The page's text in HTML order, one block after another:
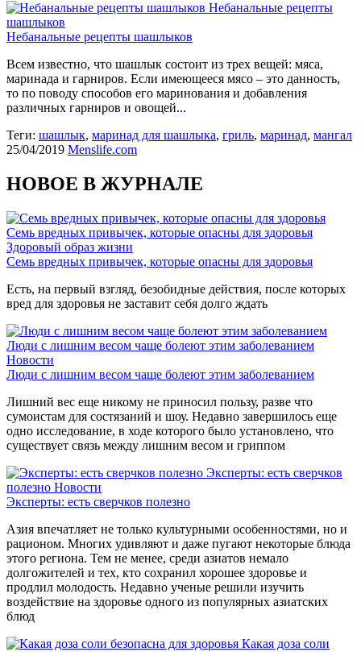
Небанальные рецепты
шашлыков
Небанальные рецепты шашлыков
Всем известно, что шашлык состоит из трех вещей: мяса,
маринада и гарниров. Если имеющееся мясо – это данность,
то по поводу способов его маринования и добавления
различных гарниров и овощей...
Теги: шашлык, маринад для шашлыка, гриль, маринад, мангал
25/04/2019 Menslife.com
НОВОЕ В ЖУРНАЛЕ
Семь вредных привычек, которые опасны для здоровья
Здоровый образ жизни
Семь вредных привычек, которые опасны для здоровья
Есть, на первый взгляд, безобидные действия, после которых
вред для здоровья не заставит себя долго ждать
Люди с лишним весом чаще болеют этим заболеванием
Новости
Люди с лишним весом чаще болеют этим заболеванием
Лишний вес еще никому не приносил пользу, разве что
сумоистам для состязаний и шоу. Недавно завершилось еще
одно исследование, в ходе которого было установлено, что
существует связь между лишним весом и гриппом
Эксперты: есть сверчков
полезно Новости
Эксперты: есть сверчков полезно
Азия впечатляет не только культурными особенностями, но и
рационом. Многих удивляют и даже пугают некоторые блюда
этого региона. Тем не менее, среди азиатов немало
долгожителей и тех, кто сохранил хорошее здоровье и
продлил молодость. Недавно ученые решили изучить
воздействие на здоровье одного из популярных азиатских
блюд
Какая доза соли